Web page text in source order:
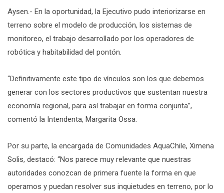
Aysen.- En la oportunidad, la Ejecutivo pudo interiorizarse en
terreno sobre el modelo de producción, los sistemas de
monitoreo, el trabajo desarrollado por los operadores de
robótica y habitabilidad del pontón.
“Definitivamente este tipo de vínculos son los que debemos
generar con los sectores productivos que sustentan nuestra
economía regional, para así trabajar en forma conjunta”,
comentó la Intendenta, Margarita Ossa.
Por su parte, la encargada de Comunidades AquaChile, Ximena
Solis, destacó: “Nos parece muy relevante que nuestras
autoridades conozcan de primera fuente la forma en que
operamos y puedan resolver sus inquietudes en terreno, por lo